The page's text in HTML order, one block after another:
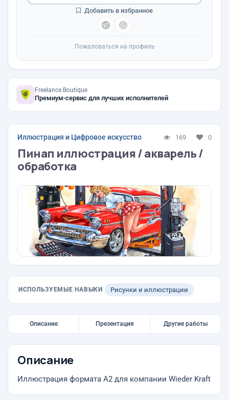
Добавить в избранное
Пожаловаться на профиль
Freelance.Boutique
Премиум-сервис для лучших исполнителей
Иллюстрация и Цифровое искусство 169 0
Пинап иллюстрация / акварель /
обработка
ИСПОЛЬЗУЕМЫЕ НАВЫКИ Рисунки и иллюстрации
Описание Презентация Другие работы
Описание
Иллюстрация формата А2 для компании Wieder Kraft